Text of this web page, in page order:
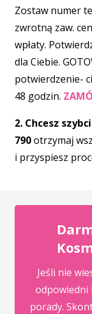
Zostaw numer
zwrotną zaw.
wpłaty.
dla Ciebie.
potwierdzenie-
48 godzin.
2. Chcesz
790otrzymaj
i przyspiesz
Jeśli nie
porady.